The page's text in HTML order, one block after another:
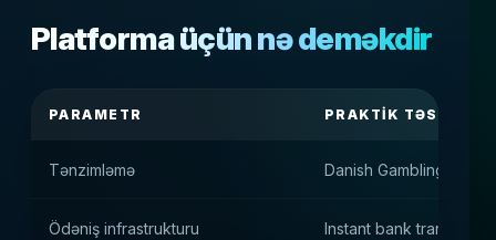
Platforma üçün nə deməkdir
PARAMETR PRAKTIK TƏSIR
Tənzimləmə Danish Gambling
Ödəniş infrastrukturu Instant bank transfers